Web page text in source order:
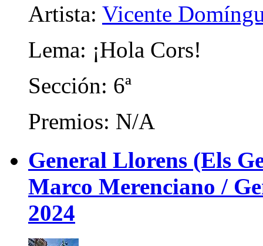
Artista: Vicente
Lema: ¡Hola Cors!
Sección: 6ª
Premios: N/A
General Llorens (Els
Marco Merenciano /
2024